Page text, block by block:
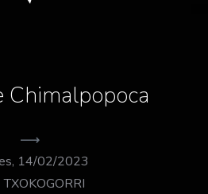
Chimalpopoca
14/02/2023
TXOKOGORRI